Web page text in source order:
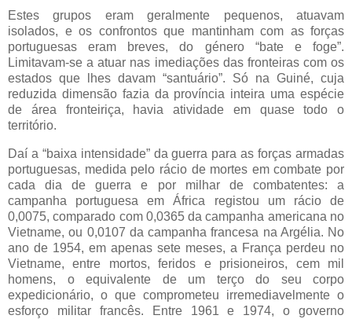
Estes grupos eram geralmente pequenos, atuavam
isolados, e os confrontos que mantinham com as forças
portuguesas eram breves, do género “bate e foge”.
Limitavam-se a atuar nas imediações das fronteiras com os
estados que lhes davam “santuário”. Só na Guiné, cuja
reduzida dimensão fazia da província inteira uma espécie
de área fronteiriça, havia atividade em quase todo o
território.
Daí a “baixa intensidade” da guerra para as forças armadas
portuguesas, medida pelo rácio de mortes em combate por
cada dia de guerra e por milhar de combatentes: a
campanha portuguesa em África registou um rácio de
0,0075, comparado com 0,0365 da campanha americana no
Vietname, ou 0,0107 da campanha francesa na Argélia. No
ano de 1954, em apenas sete meses, a França perdeu no
Vietname, entre mortos, feridos e prisioneiros, cem mil
homens, o equivalente de um terço do seu corpo
expedicionário, o que comprometeu irremediavelmente o
esforço militar francês. Entre 1961 e 1974, o governo